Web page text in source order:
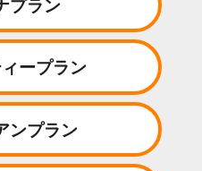
プラン
ープラン
ンプラン